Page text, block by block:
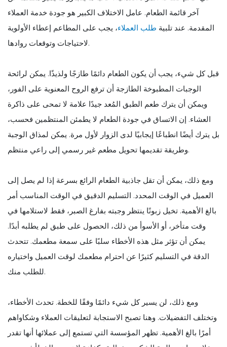
آخر قائمة الطعام. عامل الاختلاف الكبير هو جودة خدمة العملاء
المقدمة. عند تلبية طلب العملاء، يجب على المطاعم إعطاء الأولوية
لاحتياجات وتوقعات روادها.
قبل كل شيء، يجب أن يكون الطعام دائمًا طازجًا ولذيذًا. يمكن لرائحة
الوجبات المطبوخة الطازجة أن ترفع الروح المعنوية على الفور،
ويمكن أن يترك طعم الطبق المُعد جيدًا علامة لا تمحى على ذاكرة
العشاء. إن الاتساق في جودة الطعام لا يطمئن المنتظمين فحسب،
بل يترك أيضًا انطباعًا إيجابيًا لدى الزوار لأول مرة. يمكن لمذاق الوجبة
وطريقة تقديمها تحويل مطعم غير رسمي إلى راعي منتظم.
ومع ذلك، يمكن أن تقل جاذبية الطعام الرائع بسرعة إذا لم يصل إلى
العميل في الوقت المحدد. التسليم الدقيق في الوقت المناسب أمر
بالغ الأهمية. تخيل زبونًا ينتظر وجبته بفارغ الصبر، فقط لاستلامها في
وقت متأخر، أو الأسوأ من ذلك، الحصول على طبق لم يطلبه أبدًا.
يمكن أن تؤثر مثل هذه الأخطاء سلبًا على سمعة مطعمك. تتحدث
الدقة في التسليم كثيرًا عن احترام مطعمك لوقت العميل واختياره
للطلب منك.
ومع ذلك، لن يسير كل شيء دائمًا وفقًا للخطة. تحدث الأخطاء،
وتختلف التفضيلات. وهنا تصبح الاستجابة لتعليقات العملاء وشكاواهم
أمرًا بالغ الأهمية. تظهر المؤسسة التي تستمع إلى عملائها أنها تقدر